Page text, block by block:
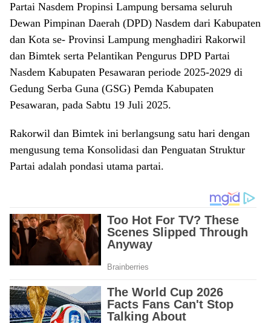
Partai Nasdem Propinsi Lampung bersama seluruh
Dewan Pimpinan Daerah (DPD) Nasdem dari Kabupaten
dan Kota se- Provinsi Lampung menghadiri Rakorwil
dan Bimtek serta Pelantikan Pengurus DPD Partai
Nasdem Kabupaten Pesawaran periode 2025-2029 di
Gedung Serba Guna (GSG) Pemda Kabupaten
Pesawaran, pada Sabtu 19 Juli 2025.
Rakorwil dan Bimtek ini berlangsung satu hari dengan
mengusung tema Konsolidasi dan Penguatan Struktur
Partai adalah pondasi utama partai.